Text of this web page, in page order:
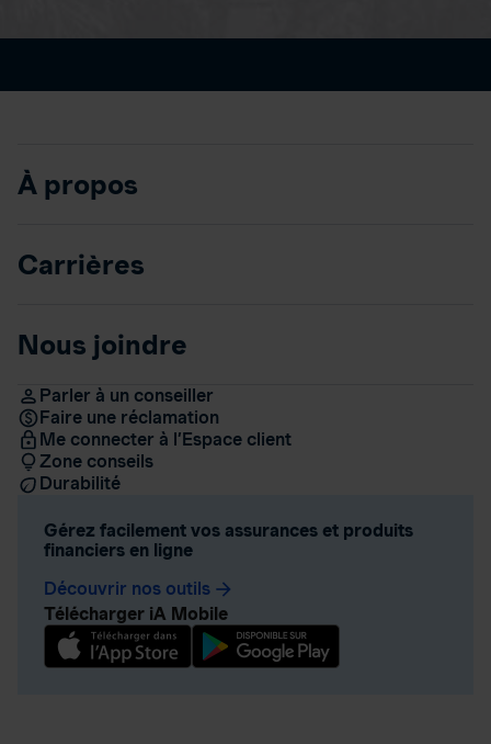
À propos
Carrières
Nous joindre
Parler à un conseiller
Faire une réclamation
Me connecter à l’Espace client
Zone conseils
Durabilité
Gérez facilement vos assurances et produits
financiers en ligne
Découvrir nos outils arrow_forward
Télécharger iA Mobile